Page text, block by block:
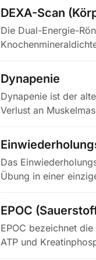
DEXA-Scan
Die Dual-Energie-
Dynapenie
Dynapenie ist der
Verlust an
Das
Übung in einer
EPOC
EPOC bezeichnet
ATP und